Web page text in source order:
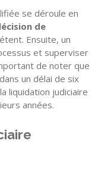
se déroule en
de
Ensuite, un
et superviser
de noter que
un délai de six
liquidation judiciaire
années.